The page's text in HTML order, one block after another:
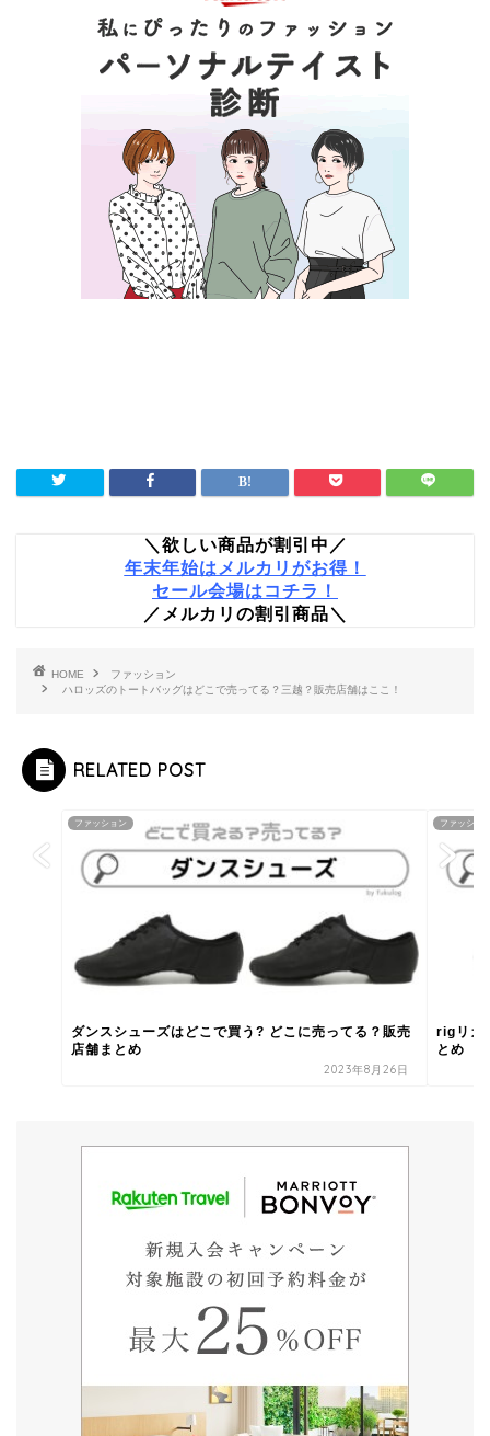
＼欲しい商品が割引中／
年末年始はメルカリがお得！
セール会場はコチラ！
／メルカリの割引商品＼
HOME
ファッション
ハロッズのトートバッグはどこで売ってる？三越？販売店舗はここ！
RELATED POST
ファッション
ダンスシューズはどこで買う? どこに売ってる？販売
店舗まとめ
2023年8月26日
ファッショ
rigリカ
とめ